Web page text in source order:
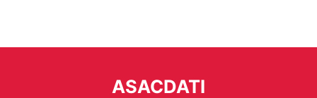
ASACDATI